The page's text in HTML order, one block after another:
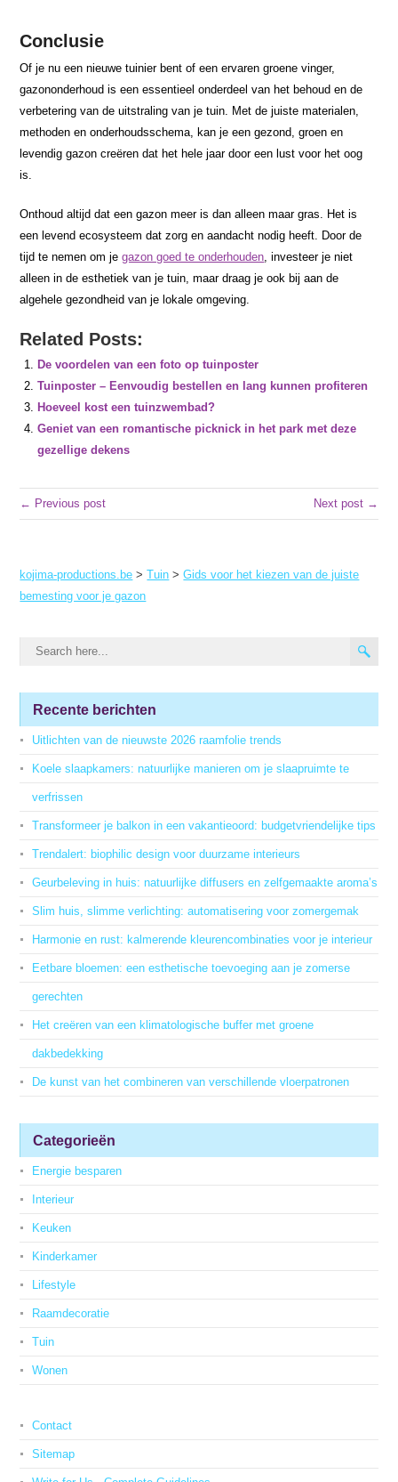
Conclusie
Of je nu een nieuwe tuinier bent of een ervaren groene vinger,
gazononderhoud is een essentieel onderdeel van het behoud en de
verbetering van de uitstraling van je tuin. Met de juiste materialen,
methoden en onderhoudsschema, kan je een gezond, groen en
levendig gazon creëren dat het hele jaar door een lust voor het oog
is.
Onthoud altijd dat een gazon meer is dan alleen maar gras. Het is
een levend ecosysteem dat zorg en aandacht nodig heeft. Door de
tijd te nemen om jegazon goed te onderhouden , investeer je niet
alleen in de esthetiek van je tuin, maar draag je ook bij aan de
algehele gezondheid van je lokale omgeving.
Related Posts:
De voordelen van een foto op tuinposter
Tuinposter – Eenvoudig bestellen en lang kunnen profiteren
Hoeveel kost een tuinzwembad?
Geniet van een romantische picknick in het park met deze
gezellige dekens
← Previous post Next post →
kojima-productions.be >Tuin >Gids voor het kiezen van de juiste
bemesting voor je gazon
Recente berichten
Uitlichten van de nieuwste 2026 raamfolie trends
Koele slaapkamers: natuurlijke manieren om je slaapruimte te
verfrissen
Transformeer je balkon in een vakantieoord: budgetvriendelijke tips
Trendalert: biophilic design voor duurzame interieurs
Geurbeleving in huis: natuurlijke diffusers en zelfgemaakte aroma’s
Slim huis, slimme verlichting: automatisering voor zomergemak
Harmonie en rust: kalmerende kleurencombinaties voor je interieur
Eetbare bloemen: een esthetische toevoeging aan je zomerse
gerechten
Het creëren van een klimatologische buffer met groene
dakbedekking
De kunst van het combineren van verschillende vloerpatronen
Categorieën
Energie besparen
Interieur
Keuken
Kinderkamer
Lifestyle
Raamdecoratie
Tuin
Wonen
Contact
Sitemap